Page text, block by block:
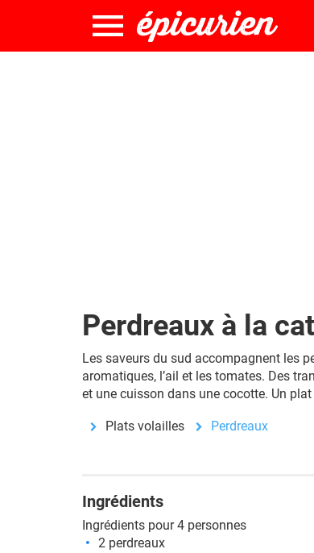
Perdreaux à la
Les saveurs du sud accompagnent les
aromatiques, l’ail et les tomates. Des
et une cuisson dans une cocotte. Un
Plats volailles Perdreaux
Ingrédients
Ingrédients pour 4 personnes
2 perdreaux